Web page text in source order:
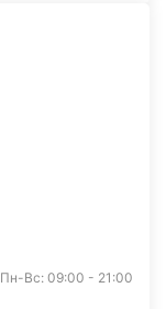
Пн-Вс: 09:00 - 21:00